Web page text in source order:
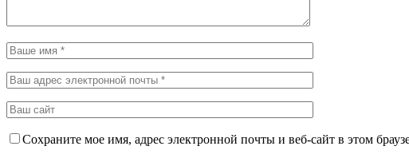
Сохраните мое имя, адрес электронной почты и веб-сайт в этом